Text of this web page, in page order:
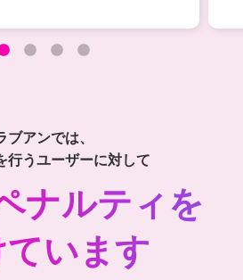
ブアンでは、
行うユーザーに対して
ナルティを
います